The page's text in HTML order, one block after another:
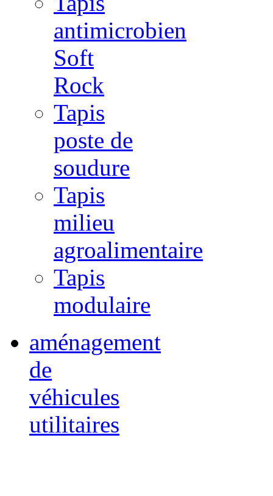
antimicrobien
Soft
Rock
Tapis
poste de
soudure
Tapis
milieu
agroalimentaire
Tapis
modulaire
aménagement
de
véhicules
utilitaires